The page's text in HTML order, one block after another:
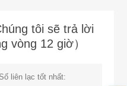
tôi sẽ trả lời
vòng 12 giờ）